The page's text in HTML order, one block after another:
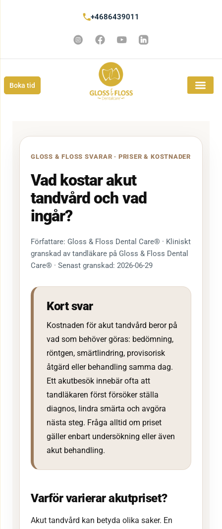
+4686439011
Boka tid
GLOSS & FLOSS SVARAR · PRISER & KOSTNADER
Vad kostar akut
tandvård och vad
ingår?
Författare: Gloss & Floss Dental Care® · Kliniskt
granskad av tandläkare på Gloss & Floss Dental
Care® · Senast granskad: 2026-06-29
Kort svar
Kostnaden för akut tandvård beror på
vad som behöver göras: bedömning,
röntgen, smärtlindring, provisorisk
åtgärd eller behandling samma dag.
Ett akutbesök innebär ofta att
tandläkaren först försöker ställa
diagnos, lindra smärta och avgöra
nästa steg. Fråga alltid om priset
gäller enbart undersökning eller även
akut behandling.
Varför varierar akutpriset?
Akut tandvård kan betyda olika saker. En